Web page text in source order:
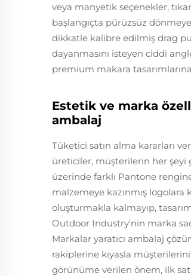
veya manyetik seçenekler,
başlangıçta pürüzsüz
dikkatle kalibre edilmiş drag
dayanmasını isteyen ciddi
premium makara
Estetik ve marka
ambalaj
Tüketici satın alma kararları
üreticiler, müşterilerin her şeyi
üzerinde farklı Pantone
malzemeye kazınmış logolara
oluşturmakla kalmayıp,
Outdoor Industry'nin marka
Markalar yaratıcı ambalaj
rakiplerine kıyasla
görünüme verilen önem, ilk